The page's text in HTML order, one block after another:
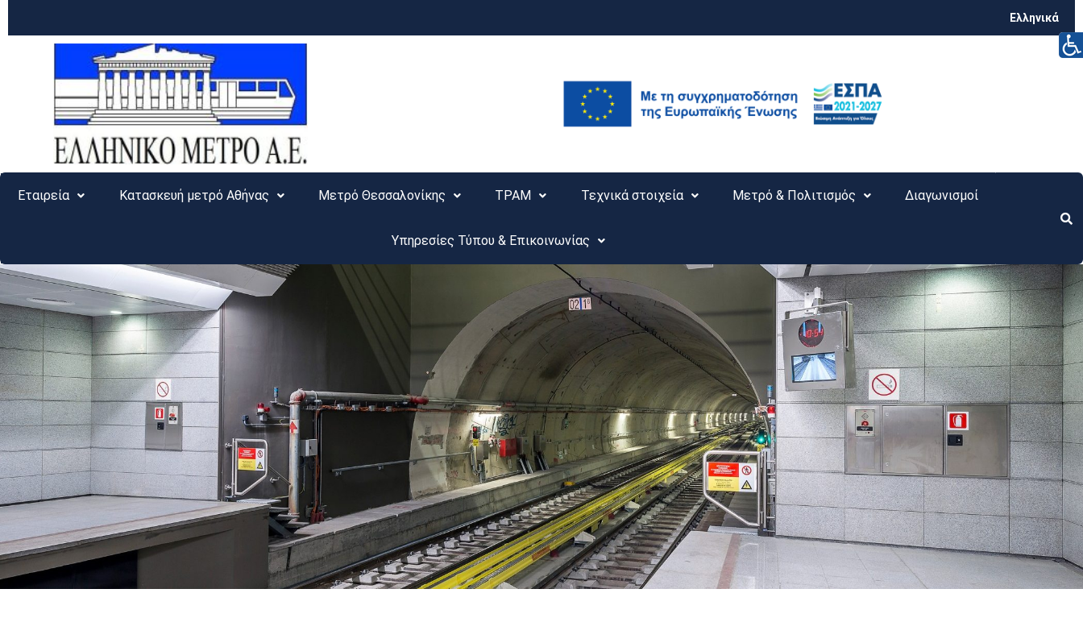
Ελληνικά
Εταιρεία Κατασκευή μετρό Αθήνας Μετρό Θεσσαλονίκης ΤΡΑΜ Τεχνικά στοιχεία Μετρό & Πολιτισμός Διαγωνισμοί
Υπηρεσίες Τύπου & Επικοινωνίας